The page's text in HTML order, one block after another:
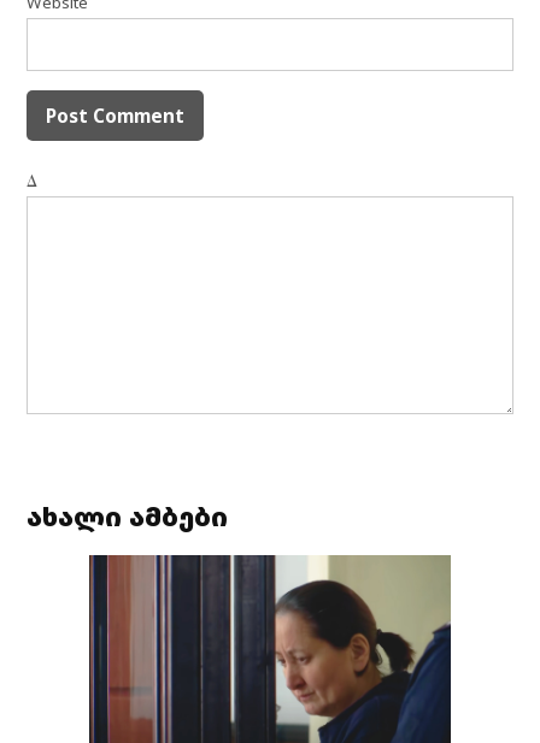
Δ
ახალი ამბები